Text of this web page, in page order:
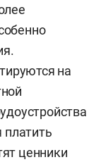
на
платить
ценники